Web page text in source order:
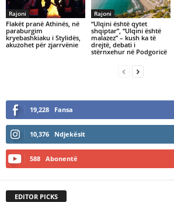
Rajoni
Flakët pranë Athinës, në
paraburgim
kryebashkiaku i Stylidës,
akuzohet për zjarrvënie
Rajoni
​“Ulqini është qytet
shqiptar”, “Ulqini është
malazez” – kush ka të
drejtë, debati i
stërnxehur në Podgoricë
19,228 Fansa
10,376 Ndjekësit
588 Abonentë
EDITOR PICKS